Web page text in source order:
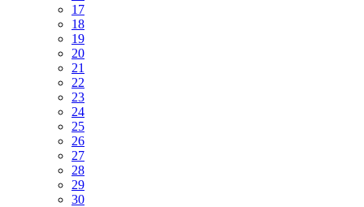
17
18
19
20
21
22
23
24
25
26
27
28
29
30